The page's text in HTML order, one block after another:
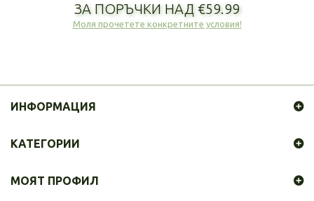
ЗА ПОРЪЧКИ НАД €59.99
Моля прочетете конкретните условия!
ИНФОРМАЦИЯ
КАТЕГОРИИ
МОЯТ ПРОФИЛ